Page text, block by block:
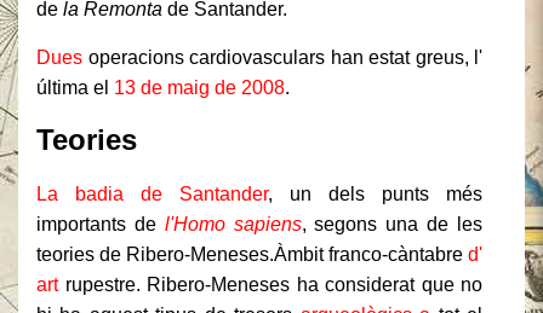
de la Remonta de Santander.
Dues operacions cardiovasculars han estat greus, l'
última el 13 de maig de 2008.
Teories
La badia de Santander, un dels punts més
importants de l'Homo sapiens, segons una de les
teories de Ribero-Meneses.Àmbit franco-càntabre d'
artrupestre. Ribero-Meneses ha considerat que no